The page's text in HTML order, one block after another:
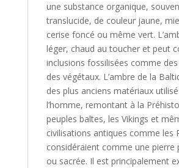
une substance organique,
translucide, de couleur jaune,
cerise foncé ou même vert.
léger, chaud au toucher et peut
inclusions fossilisées comme
des végétaux. L’ambre de la
des plus anciens matériaux
l’homme, remontant à la
peuples baltes, les Vikings et
civilisations antiques comme les
considéraient comme une pierre
ou sacrée. Il est principalement